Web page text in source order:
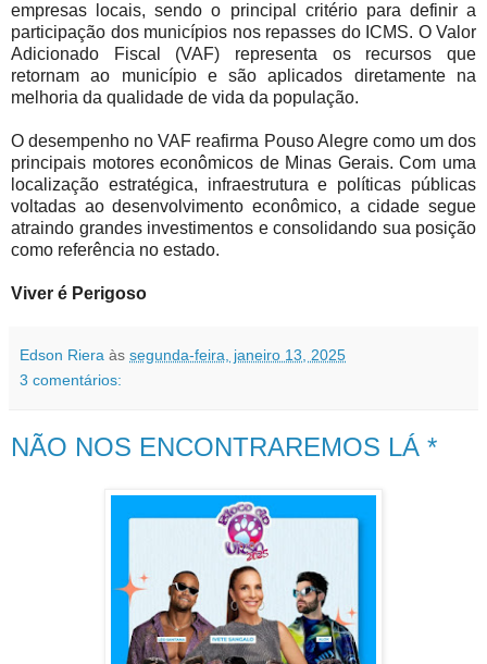
empresas locais, sendo o principal critério para definir a
participação dos municípios nos repasses do ICMS. O Valor
Adicionado Fiscal (VAF) representa os recursos que
retornam ao município e são aplicados diretamente na
melhoria da qualidade de vida da população.
O desempenho no VAF reafirma Pouso Alegre como um dos
principais motores econômicos de Minas Gerais. Com uma
localização estratégica, infraestrutura e políticas públicas
voltadas ao desenvolvimento econômico, a cidade segue
atraindo grandes investimentos e consolidando sua posição
como referência no estado.
Viver é Perigoso
Edson Riera às segunda-feira, janeiro 13, 2025
3 comentários:
NÃO NOS ENCONTRAREMOS LÁ *